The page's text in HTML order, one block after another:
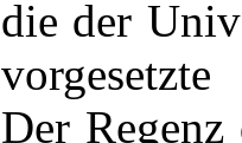
die der
Der